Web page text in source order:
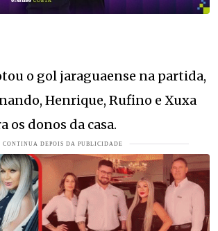
o gol jaraguaense na partida,
Henrique, Rufino e Xuxa
os donos da casa.